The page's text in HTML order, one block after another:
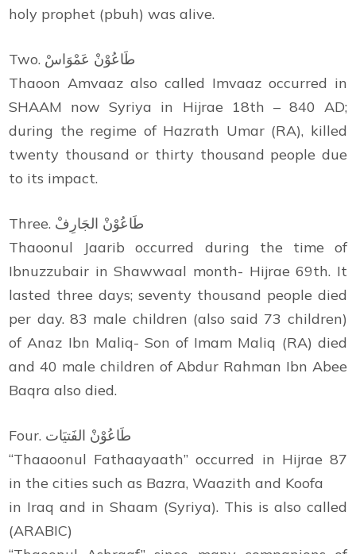
holy prophet (pbuh) was alive.
Two. طَاعُوْنْ عَمْوَاسْ
Thaoon Amvaaz also called Imvaaz occurred in
SHAAM now Syriya in Hijrae 18th – 840 AD;
during the regime of Hazrath Umar (RA), killed
twenty thousand or thirty thousand people due
to its impact.
Three. طَاعُوْنْ الجَارِفْ
Thaoonul Jaarib occurred during the time of
Ibnuzzubair in Shawwaal month- Hijrae 69th. It
lasted three days; seventy thousand people died
per day. 83 male children (also said 73 children)
of Anaz Ibn Maliq- Son of Imam Maliq (RA) died
and 40 male children of Abdur Rahman Ibn Abee
Baqra also died.
Four. طَاعُوْنْ الفَتيَات
“Thaaoonul Fathaayaath” occurred in Hijrae 87
in the cities such as Bazra, Waazith and Koofa
in Iraq and in Shaam (Syriya). This is also called
(ARABIC)